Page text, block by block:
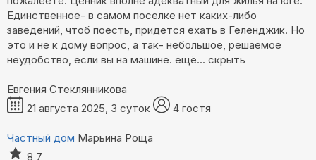
Единственное- в самом поселке нет каких-либо
заведений, чтоб поесть, придется ехать в Геленджик. Но
это и не к дому вопрос, а так- небольшое, решаемое
неудобство, если вы на машине. ещё... скрыть
Евгения Стеклянникова
21 августа 2025, 3 суток
4 гостя
Частный дом Марьина Роща
8,7